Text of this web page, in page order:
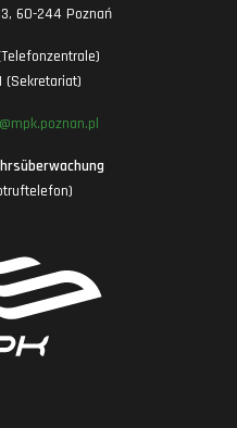
60-244 Poznań
(Sekretariat)